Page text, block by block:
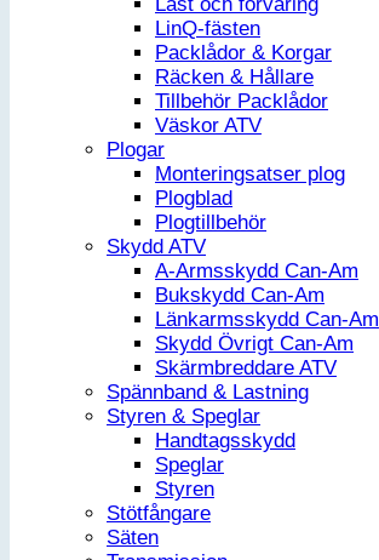
LinQ-fästen
Packlådor & Korgar
Räcken & Hållare
Tillbehör Packlådor
Väskor ATV
Plogar
Monteringsatser plog
Plogblad
Plogtillbehör
Skydd ATV
A-Armsskydd Can-Am
Bukskydd Can-Am
Länkarmsskydd Can-Am
Skydd Övrigt Can-Am
Skärmbreddare ATV
Spännband & Lastning
Styren & Speglar
Handtagsskydd
Speglar
Styren
Stötfångare
Säten